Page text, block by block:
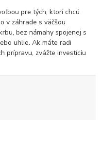
pre tých, ktorí chcú
v záhrade s väčšou
bez námahy spojenej s
uhlie. Ak máte radi
prípravu, zvážte investíciu